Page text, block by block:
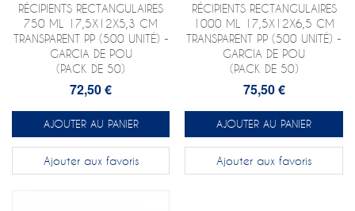
RÉCIPIENTS RECTANGULAIRES
750 ML 17,5X12X5,3 CM
TRANSPARENT PP (500 UNITÉ) -
GARCIA DE POU
(PACK DE 50)
72,50 €
AJOUTER AU PANIER
Ajouter aux favoris
RÉCIPIENTS RECTANGULAIRES
1000 ML 17,5X12X6,5 CM
TRANSPARENT PP (500 UNITÉ) -
GARCIA DE POU
(PACK DE 50)
75,50 €
AJOUTER AU PANIER
Ajouter aux favoris